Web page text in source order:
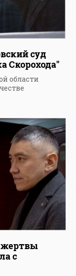
суд
Скорохода"
области
жертвы
с